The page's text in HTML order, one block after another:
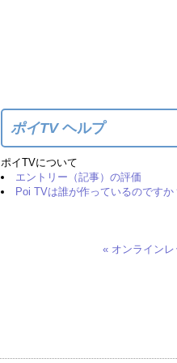
ポイTVヘルプ
ポイTVについて
エントリー（記事）の評価
Poi TVは誰が作っているのですか
« オンラインレ